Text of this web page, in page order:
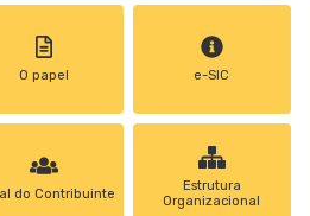
0 papel e-SIC
do Contribuinte
Estrutura
Organizacional